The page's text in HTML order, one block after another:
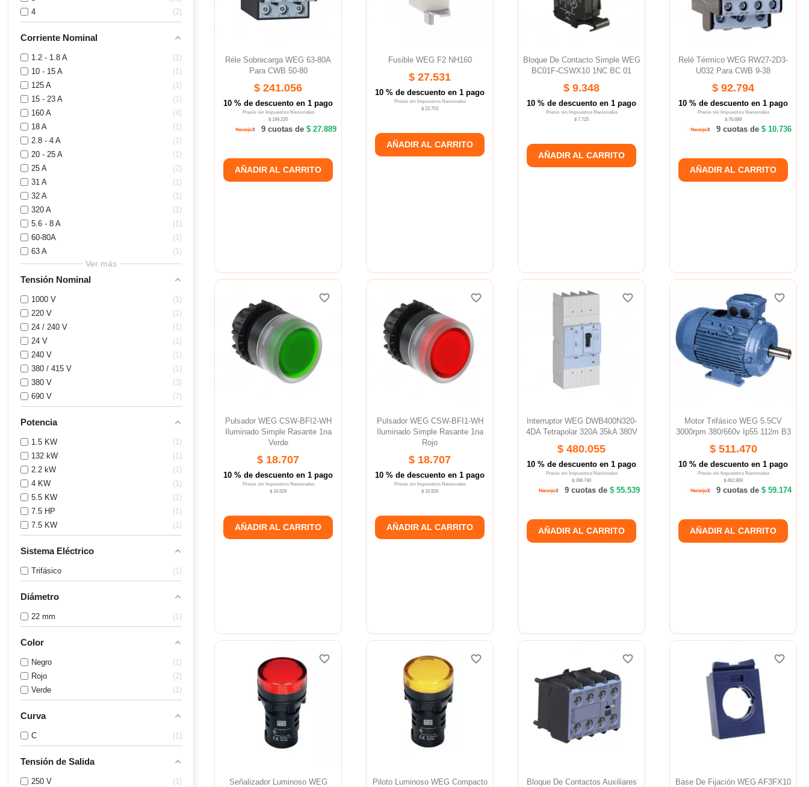
4
2
Corriente Nominal
1.2 - 1.8 A
1
10 - 15 A
1
125 A
1
15 - 23 A
1
160 A
4
18 A
1
2.8 - 4 A
1
20 - 25 A
1
25 A
2
31 A
1
32 A
1
320 A
1
5.6 - 8 A
1
60-80A
1
63 A
1
Ver más
Tensión Nominal
1000 V
1
220 V
1
24 / 240 V
1
24 V
1
240 V
1
380 / 415 V
1
380 V
3
690 V
7
Potencia
1.5 KW
1
132 kW
1
2.2 kW
1
4 KW
1
5.5 KW
1
7.5 HP
1
7.5 KW
1
Sistema Eléctrico
Trifásico 1
Diámetro
22 mm 1
Color
Negro
1
Rojo
2
Verde
1
Curva
C 1
Tensión de Salida
250 V 1
Réle Sobrecarga WEG 63-80A
Para CWB 50-80
$ 241.056
10 % de descuento en 1 pago
Precio sin Impuestos Nacionales
$ 199.220
9 cuotas de $ 27.889
AÑADIR AL CARRITO
Fusible WEG F2 NH160
$ 27.531
10 % de descuento en 1 pago
Precio sin Impuestos Nacionales
$ 22.753
AÑADIR AL CARRITO
Bloque De Contacto Simple WEG
BC01F-CSWX10 1NC BC 01
$ 9.348
10 % de descuento en 1 pago
Precio sin Impuestos Nacionales
$ 7.725
AÑADIR AL CARRITO
Relé Térmico WEG RW27-2D3-
U032 Para CWB 9-38
$ 92.794
10 % de descuento en 1 pago
Precio sin Impuestos Nacionales
$ 76.689
9 cuotas de $ 10.736
AÑADIR AL CARRITO
Pulsador WEG CSW-BFI2-WH
Iluminado Simple Rasante 1na
Verde
$ 18.707
10 % de descuento en 1 pago
Precio sin Impuestos Nacionales
$ 16.929
AÑADIR AL CARRITO
favorite_border
favorite_border
favorite_border
Pulsador WEG CSW-BFI1-WH
Iluminado Simple Rasante 1na
Rojo
$ 18.707
10 % de descuento en 1 pago
Precio sin Impuestos Nacionales
$ 16.929
AÑADIR AL CARRITO
favorite_border
favorite_border
favorite_border
Interruptor WEG DWB400N320-
4DA Tetrapolar 320A 35kA 380V
$ 480.055
10 % de descuento en 1 pago
Precio sin Impuestos Nacionales
$ 396.740
9 cuotas de $ 55.539
AÑADIR AL CARRITO
favorite_border
favorite_border
favorite_border
Motor Trifásico WEG 5.5CV
3000rpm 380/660v Ip55 112m B3
$ 511.470
10 % de descuento en 1 pago
Precio sin Impuestos Nacionales
$ 462.869
9 cuotas de $ 59.174
AÑADIR AL CARRITO
favorite_border
favorite_border
favorite_border
Señalizador Luminoso WEG
favorite_border
favorite_border
favorite_border
Piloto Luminoso WEG Compacto
favorite_border
favorite_border
favorite_border
Bloque De Contactos Auxiliares
favorite_border
favorite_border
favorite_border
Base De Fijación WEG AF3FX10
favorite_border
favorite_border
favorite_border